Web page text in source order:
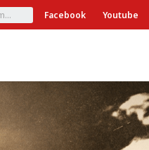
Facebook Youtube